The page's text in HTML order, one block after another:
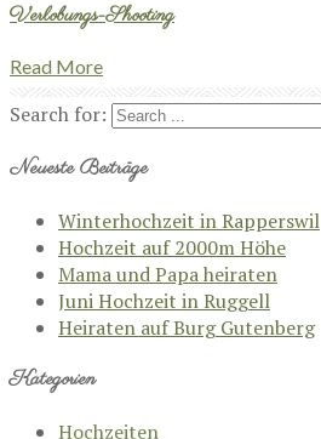
Verlobungs-Shooting
Read More
Search for:
Neueste Beiträge
Winterhochzeit in Rapperswil
Hochzeit auf 2000m Höhe
Mama und Papa heiraten
Juni Hochzeit in Ruggell
Heiraten auf Burg Gutenberg
Kategorien
Hochzeiten